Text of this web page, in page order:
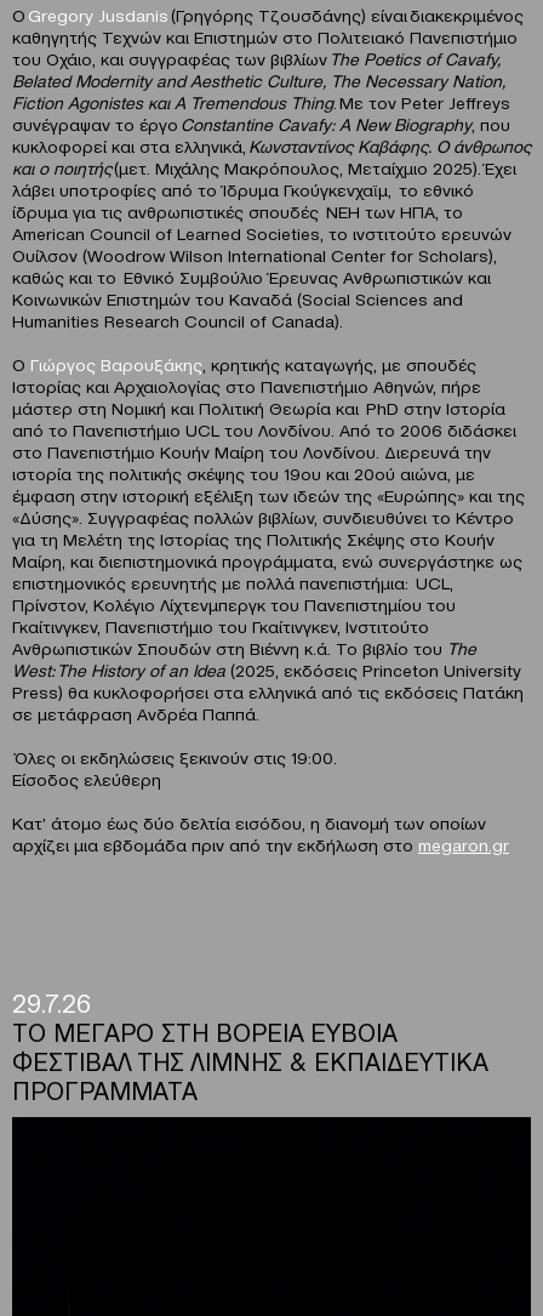
Ο Gregory Jusdanis(Γρηγόρης Τζουσδάνης) είναι διακεκριμένος
καθηγητής Τεχνών και Επιστημών στο Πολιτειακό Πανεπιστήμιο
του Οχάιο, και συγγραφέας των βιβλίων The Poetics of Cavafy,
Belated Modernity and Aesthetic Culture, The Necessary Nation,
Fiction Agonistesκαι A Tremendous Thing. Με τον Peter Jeffreys
συνέγραψαν το έργο Constantine Cavafy: A New Biography, που
κυκλοφορεί και στα ελληνικά, Κωνσταντίνος Καβάφης. Ο άνθρωπος
και ο ποιητής(μετ. Μιχάλης Μακρόπουλος, Μεταίχμιο 2025). Έχει
λάβει υποτροφίες από το Ίδρυμα Γκούγκενχαϊμ, το εθνικό
ίδρυμα για τις ανθρωπιστικές σπουδές NEH των ΗΠΑ, το
American Council of Learned Societies, το ινστιτούτο ερευνών
Ουίλσον (Woodrow Wilson International Center for Scholars),
καθώς και το Εθνικό Συμβούλιο Έρευνας Ανθρωπιστικών και
Κοινωνικών Επιστημών του Καναδά (Social Sciences and
Humanities Research Council of Canada).
O Γιώργος Βαρουξάκης , κρητικής καταγωγής, με σπουδές
Ιστορίας και Αρχαιολογίας στο Πανεπιστήμιο Αθηνών, πήρε
μάστερ στη Νομική και Πολιτική Θεωρία και PhD στην Ιστορία
από το Πανεπιστήμιο UCL του Λονδίνου. Από το 2006 διδάσκει
στο Πανεπιστήμιο Κουήν Μαίρη του Λονδίνου. Διερευνά την
ιστορία της πολιτικής σκέψης του 19ου και 20ού αιώνα, με
έμφαση στην ιστορική εξέλιξη των ιδεών της «Ευρώπης» και της
«Δύσης». Συγγραφέας πολλών βιβλίων, συνδιευθύνει το Κέντρο
για τη Μελέτη της Ιστορίας της Πολιτικής Σκέψης στο Κουήν
Μαίρη, και διεπιστημονικά προγράμματα, ενώ συνεργάστηκε ως
επιστημονικός ερευνητής με πολλά πανεπιστήμια: UCL,
Πρίνστον, Κολέγιο Λίχτενμπεργκ του Πανεπιστημίου του
Γκαίτινγκεν, Πανεπιστήμιο του Γκαίτινγκεν, Ινστιτούτο
Ανθρωπιστικών Σπουδών στη Βιέννη κ.ά. Το βιβλίο του The
West: The History of an Idea (2025, εκδόσεις Princeton University
Press) θα κυκλοφορήσει στα ελληνικά από τις εκδόσεις Πατάκη
σε μετάφραση Ανδρέα Παππά.
Όλες οι εκδηλώσεις ξεκινούν στις 19:00.
Είσοδος ελεύθερη
Κατ’ άτομο έως δύο δελτία εισόδου, η διανομή των οποίων
αρχίζει μια εβδομάδα πριν από την εκδήλωση στο megaron.gr
29.7.26
ΤΟ ΜΕΓΑΡΟ ΣΤΗ ΒΟΡΕΙΑ ΕΥΒΟΙΑ
ΦΕΣΤΙΒΑΛ ΤΗΣ ΛΙΜΝΗΣ & ΕΚΠΑΙΔΕΥΤΙΚΑ
ΠΡΟΓΡΑΜΜΑΤΑ